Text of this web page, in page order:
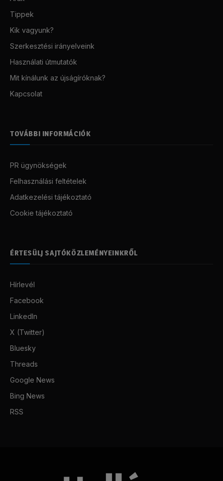
Tippek
Kik vagyunk?
Szerkesztési irányelveink
Használati útmutatók
Mit kínálunk az újságíróknak?
Kapcsolat
TOVÁBBI INFORMÁCIÓK
PR ügynökségek
Felhasználási feltételek
Adatkezelési tájékoztató
Cookie tájékoztató
ÉRTESÜLJ SAJTÓKÖZLEMÉNYEINKRŐL
Hírlevél
Facebook
LinkedIn
X (Twitter)
Bluesky
Threads
Google News
Bing News
RSS